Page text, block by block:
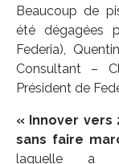
Beaucoup de
été dégagées
Federia),
Consultant –
Président de
« Innover vers
sans faire
laquelle a